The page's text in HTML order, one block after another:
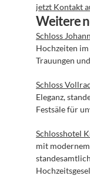
jetzt Kontakt
Weitere
Schloss
Hochzeiten
Trauungen
Schloss
Eleganz,
Festsäle für
Schlosshotel
mit